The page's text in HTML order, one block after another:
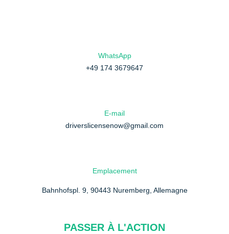
PASSER À L'ACTION
WhatsApp
+49 174 3679647
E-mail
driverslicensenow@gmail.com
Emplacement
Bahnhofspl. 9, 90443 Nuremberg, Allemagne